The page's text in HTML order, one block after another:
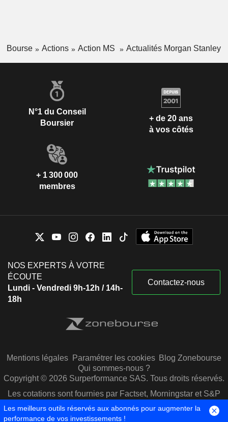
Bourse Actions Action MS Actualités Morgan Stanley
N°1 du Conseil
Boursier
+ de 20 ans
à vos côtés
+ 1 300 000
membres
NOS EXPERTS À VOTRE
ÉCOUTE
Lundi - Vendredi 9h-12h / 14h-
18h
Contactez-nous
Mentions légales Paramétrer les cookies Blog Zonebourse
Qui sommes-nous ?
Copyright © 2026 Surperformance SAS. Tous droits réservés.
Les cotations sont fournies par Factset, Morningstar et S&P
Capital IQ
Les meilleurs outils réservés aux abonnés pour augmenter la
performance de vos investissements !